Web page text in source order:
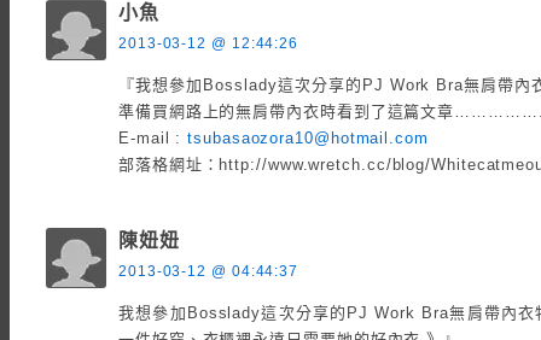
小魚
2013-03-12 @ 12:44:26
『我想參加Bosslady這次分享的PJ Work Bra無肩帶內
準備買網路上的無肩帶內衣時看到了這篇文章
E-mail :tsubasaozora10@hotmail.com
部落格網址：http://www.wretch.cc/blog/
陳妞妞
2013-03-12 @ 04:44:37
我想參加Bosslady這次分享的PJ Work Bra無肩帶內衣